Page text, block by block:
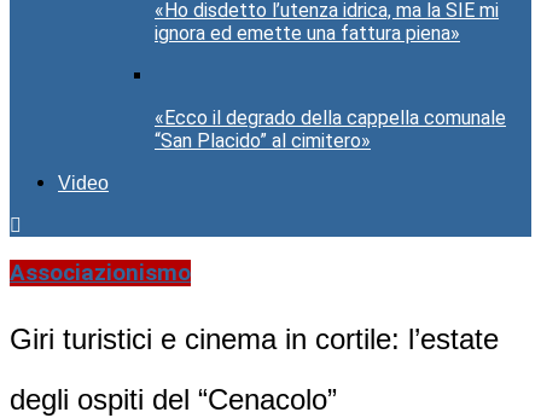
«Ho disdetto l’utenza idrica, ma la SIE mi
ignora ed emette una fattura piena»
«Ecco il degrado della cappella comunale
“San Placido” al cimitero»
Video
Associazionismo
Giri turistici e cinema in cortile: l’estate
degli ospiti del “Cenacolo”